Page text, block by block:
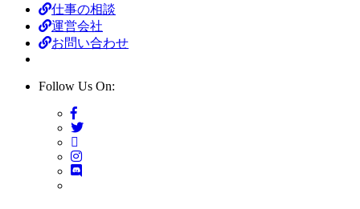
仕事の相談
運営会社
お問い合わせ
Follow Us On: